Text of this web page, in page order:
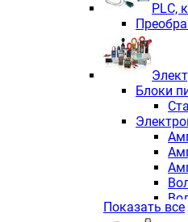
PLС,
Блоки
Показать все